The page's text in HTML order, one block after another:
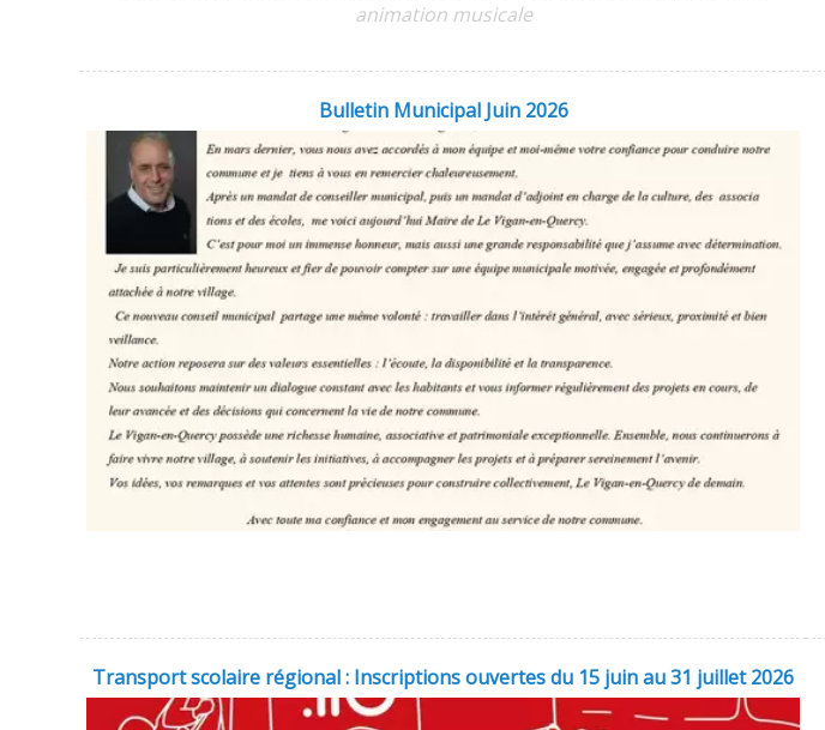
animation musicale
Bulletin Municipal Juin 2026
Transport scolaire régional : Inscriptions ouvertes du 15 juin au 31 juillet 2026